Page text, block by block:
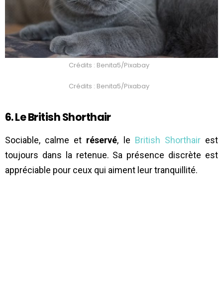
Crédits : Benita5/Pixabay
Crédits : Benita5/Pixabay
6. Le British Shorthair
Sociable, calme et réservé, le British Shorthairest
toujours dans la retenue. Sa présence discrète est
appréciable pour ceux qui aiment leur tranquillité.